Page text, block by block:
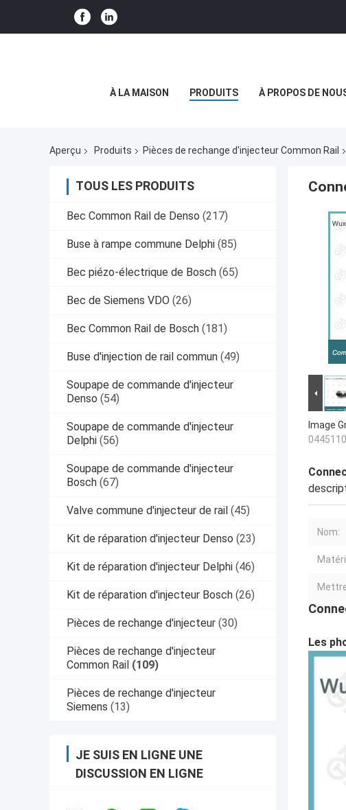
À LA MAISON PRODUITS À PROPOS DE
Aperçu Produits Pièces de rechange d'injecteur Common Rail
TOUS LES PRODUITS
Bec Common Rail de Denso (217)
Buse à rampe commune Delphi (85)
Bec piézo-électrique de Bosch (65)
Bec de Siemens VDO (26)
Bec Common Rail de Bosch (181)
Buse d'injection de rail commun (49)
Soupape de commande d'injecteur
Denso (54)
Soupape de commande d'injecteur
Delphi (56)
Soupape de commande d'injecteur
Bosch (67)
Valve commune d'injecteur de rail (45)
Kit de réparation d'injecteur Denso (23)
Kit de réparation d'injecteur Delphi (46)
Kit de réparation d'injecteur Bosch (26)
Pièces de rechange d'injecteur (30)
Pièces de rechange d'injecteur
Common Rail (109)
Pièces de rechange d'injecteur
Siemens (13)
JE SUIS EN LIGNE UNE
DISCUSSION EN LIGNE
Image
Nom:
Les